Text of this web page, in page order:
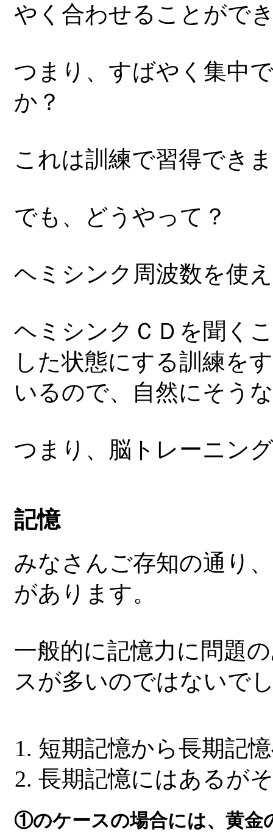
やく合わせることがで
つまり、すばやく集中
か？
これは訓練で習得でき
でも、どうやって？
ヘミシンク周波数を使
ヘミシンクＣＤを聞く
した状態にする訓練を
いるので、自然にそう
つまり、脳トレーニン
記憶
みなさんご存知の通り
があります。
一般的に記憶力に問題
スが多いのではないで
短期記憶から長期記
長期記憶にはあるが
①のケースの場合には、黄金